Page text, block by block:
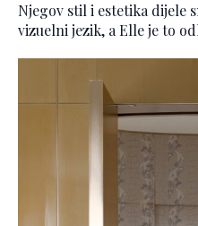
Njegov stil i estetika dijele
vizuelni jezik, a Elle je to